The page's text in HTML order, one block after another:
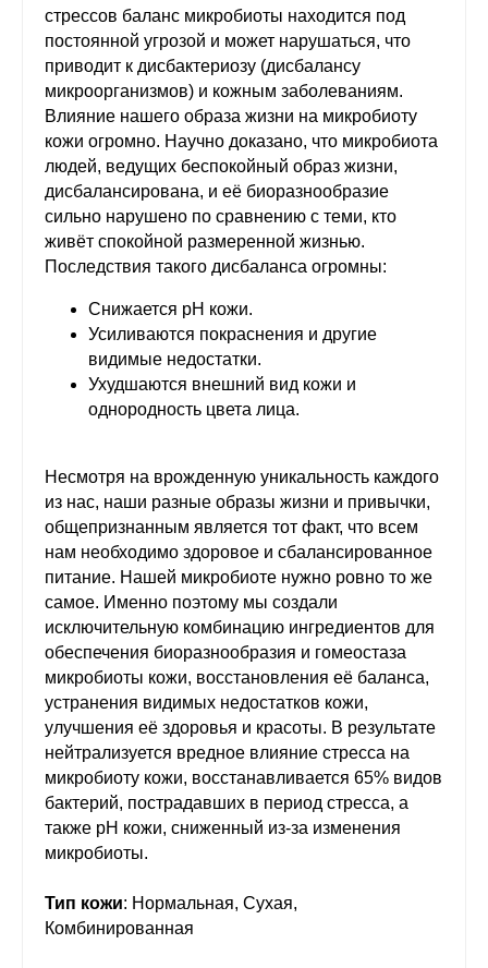
стрессов баланс микробиоты находится под
постоянной угрозой и может нарушаться, что
приводит к дисбактериозу (дисбалансу
микроорганизмов) и кожным заболеваниям.
Влияние нашего образа жизни на микробиоту
кожи огромно. Научно доказано, что микробиота
людей, ведущих беспокойный образ жизни,
дисбалансирована, и её биоразнообразие
сильно нарушено по сравнению с теми, кто
живёт спокойной размеренной жизнью.
Последствия такого дисбаланса огромны:
Снижается pH кожи.
Усиливаются покраснения и другие
видимые недостатки.
Ухудшаются внешний вид кожи и
однородность цвета лица.
Несмотря на врожденную уникальность каждого
из нас, наши разные образы жизни и привычки,
общепризнанным является тот факт, что всем
нам необходимо здоровое и сбалансированное
питание. Нашей микробиоте нужно ровно то же
самое. Именно поэтому мы создали
исключительную комбинацию ингредиентов для
обеспечения биоразнообразия и гомеостаза
микробиоты кожи, восстановления её баланса,
устранения видимых недостатков кожи,
улучшения её здоровья и красоты. В результате
нейтрализуется вредное влияние стресса на
микробиоту кожи, восстанавливается 65% видов
бактерий, пострадавших в период стресса, а
также pH кожи, сниженный из-за изменения
микробиоты.
Тип кожи: Нормальная, Сухая,
Комбинированная